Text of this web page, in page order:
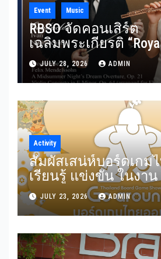
Event Music
RBSO จัดคอนเสิร์ต
เฉลิมพระเกียรติ
Benevolence” รวมบท
อมตะจาก
Rimsky-Korsakov 31
JULY 28, 2026 ADMIN
Activity
สัมผัสเสน่ห์บอร์ดเกม
เรียนรู้ แข่งขัน ในงาน
Board Game Show Go
เกมไทยออนทัวร์ วันที่
กรกฎาคม 2569 ณ
Complex
JULY 23, 2026 ADMIN